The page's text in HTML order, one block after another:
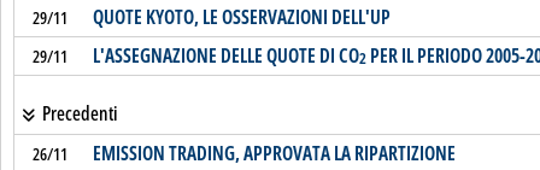
29/11 QUOTE KYOTO, LE OSSERVAZIONI DELL'UP
29/11 L'ASSEGNAZIONE DELLE QUOTE DI CO2PER IL PERIODO 2005-
Precedenti
26/11 EMISSION TRADING, APPROVATA LA RIPARTIZIONE